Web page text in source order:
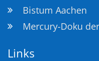
Bistum Aachen
Mercury-Doku
Links